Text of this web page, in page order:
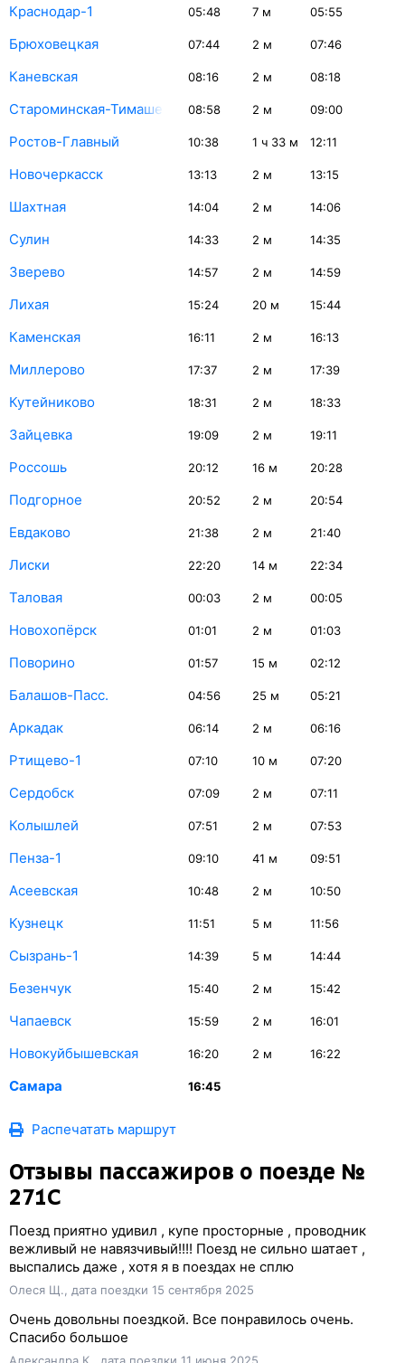
Краснодар-1 05:48 7 м 05:55
Брюховецкая 07:44 2 м 07:46
Каневская 08:16 2 м 08:18
Староминская-Тимашевская08:58 2 м 09:00
Ростов-Главный 10:38 1 ч 33 м 12:11
Новочеркасск 13:13 2 м 13:15
Шахтная 14:04 2 м 14:06
Сулин 14:33 2 м 14:35
Зверево 14:57 2 м 14:59
Лихая 15:24 20 м 15:44
Каменская 16:11 2 м 16:13
Миллерово 17:37 2 м 17:39
Кутейниково 18:31 2 м 18:33
Зайцевка 19:09 2 м 19:11
Россошь 20:12 16 м 20:28
Подгорное 20:52 2 м 20:54
Евдаково 21:38 2 м 21:40
Лиски 22:20 14 м 22:34
Таловая 00:03 2 м 00:05
Новохопёрск 01:01 2 м 01:03
Поворино 01:57 15 м 02:12
Балашов-Пасс. 04:56 25 м 05:21
Аркадак 06:14 2 м 06:16
Ртищево-1 07:10 10 м 07:20
Сердобск 07:09 2 м 07:11
Колышлей 07:51 2 м 07:53
Пенза-1 09:10 41 м 09:51
Асеевская 10:48 2 м 10:50
Кузнецк 11:51 5 м 11:56
Сызрань-1 14:39 5 м 14:44
Безенчук 15:40 2 м 15:42
Чапаевск 15:59 2 м 16:01
Новокуйбышевская 16:20 2 м 16:22
Самара 16:45
Распечатать маршрут
Отзывы пассажиров о поезде №
271С
Поезд приятно удивил , купе просторные , проводник
вежливый не навязчивый!!!! Поезд не сильно шатает ,
выспались даже , хотя я в поездах не сплю
Олеся Щ., дата поездки 15 сентября 2025
Очень довольны поездкой. Все понравилось очень.
Спасибо большое